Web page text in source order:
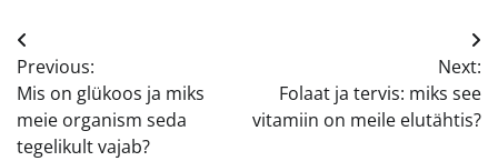
Navigeerimine
Previous:
Mis on glükoos ja miks
meie organism seda
tegelikult vajab?
Next:
Folaat ja tervis: miks see
vitamiin on meile elutähtis?